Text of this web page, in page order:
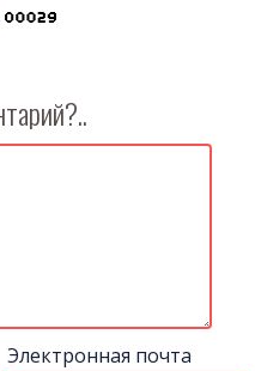
Электронная почта